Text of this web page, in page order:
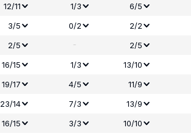
12/11 1/3
6/5
3/5 0/2
2/2
2/5 -
2/5
16/15 1/3
13/10
19/17 4/5 11/9
23/14 7/3
13/9
16/15 3/3
10/10